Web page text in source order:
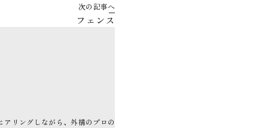
次の記事へ
フェンス
リングしながら、外構のプロの